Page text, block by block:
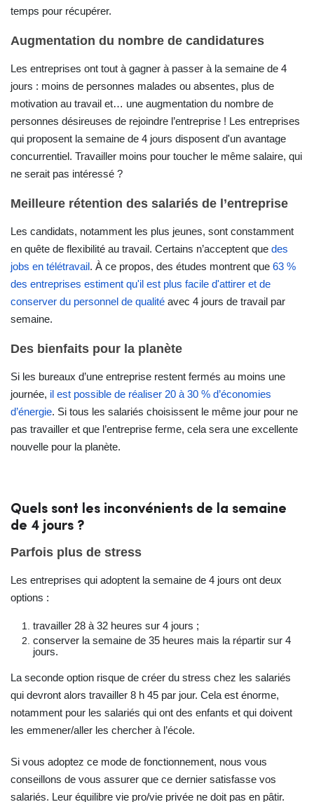
temps pour récupérer.
Augmentation du nombre de candidatures
Les entreprises ont tout à gagner à passer à la semaine de 4
jours : moins de personnes malades ou absentes, plus de
motivation au travail et… une augmentation du nombre de
personnes désireuses de rejoindre l’entreprise ! Les entreprises
qui proposent la semaine de 4 jours disposent d'un avantage
concurrentiel. Travailler moins pour toucher le même salaire, qui
ne serait pas intéressé ?
Meilleure rétention des salariés de l’entreprise
Les candidats, notamment les plus jeunes, sont constamment
en quête de flexibilité au travail. Certains n’acceptent que des
jobs en télétravail. À ce propos, des études montrent que 63 %
des entreprises estiment qu'il est plus facile d'attirer et de
conserver du personnel de qualité avec 4 jours de travail par
semaine.
Des bienfaits pour la planète
Si les bureaux d’une entreprise restent fermés au moins une
journée, il est possible de réaliser 20 à 30 % d’économies
d’énergie. Si tous les salariés choisissent le même jour pour ne
pas travailler et que l’entreprise ferme, cela sera une excellente
nouvelle pour la planète.
Quels sont les inconvénients de la semaine
de 4 jours ?
Parfois plus de stress
Les entreprises qui adoptent la semaine de 4 jours ont deux
options :
travailler 28 à 32 heures sur 4 jours ;
conserver la semaine de 35 heures mais la répartir sur 4
jours.
La seconde option risque de créer du stress chez les salariés
qui devront alors travailler 8 h 45 par jour. Cela est énorme,
notamment pour les salariés qui ont des enfants et qui doivent
les emmener/aller les chercher à l’école.
Si vous adoptez ce mode de fonctionnement, nous vous
conseillons de vous assurer que ce dernier satisfasse vos
salariés. Leur équilibre vie pro/vie privée ne doit pas en pâtir.